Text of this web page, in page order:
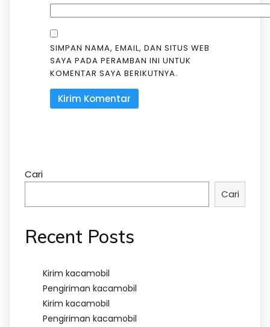
SIMPAN NAMA, EMAIL, DAN SITUS WEB
SAYA PADA PERAMBAN INI UNTUK
KOMENTAR SAYA BERIKUTNYA.
Cari
Cari
Recent Posts
Kirim kacamobil
Pengiriman kacamobil
Kirim kacamobil
Pengiriman kacamobil